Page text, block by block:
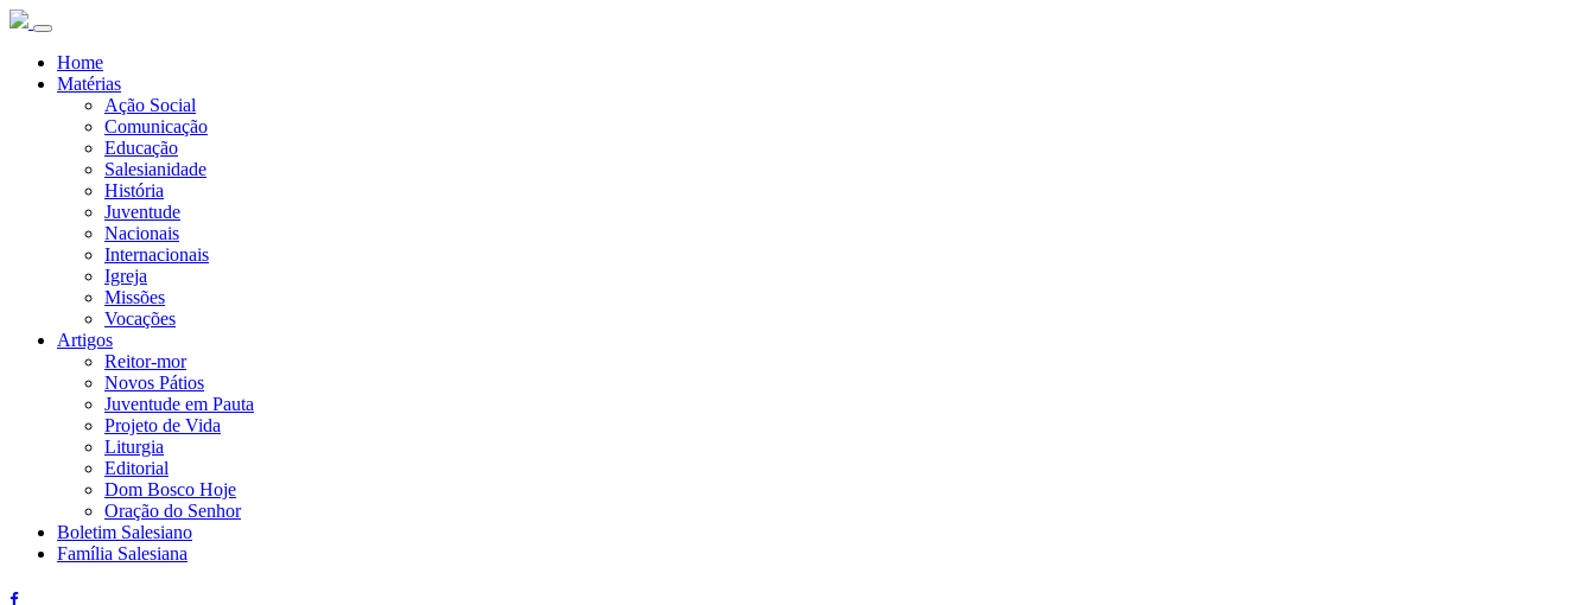
Home
Matérias
Ação Social
Comunicação
Educação
Salesianidade
História
Juventude
Nacionais
Internacionais
Igreja
Missões
Vocações
Artigos
Reitor-mor
Novos Pátios
Juventude em Pauta
Projeto de Vida
Liturgia
Editorial
Dom Bosco Hoje
Oração do Senhor
Boletim Salesiano
Família Salesiana